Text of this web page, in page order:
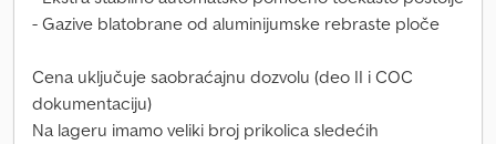
- Gazive blatobrane od aluminijumske rebraste ploče
Cena uključuje saobraćajnu dozvolu (deo II i COC
dokumentaciju)
Na lageru imamo veliki broj prikolica sledećih